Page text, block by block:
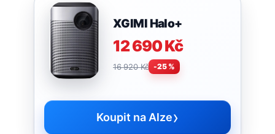
XGIMI Halo+
12 690 Kč
16 920 Kč -25 %
Koupit na Alze›